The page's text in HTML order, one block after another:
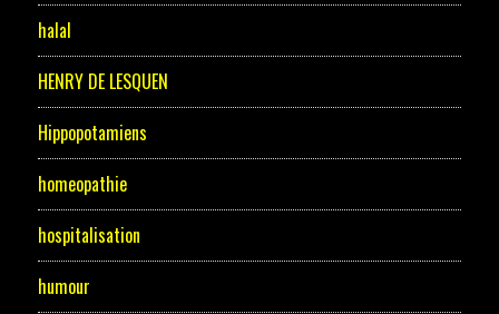
halal
HENRY DE LESQUEN
Hippopotamiens
homeopathie
hospitalisation
humour